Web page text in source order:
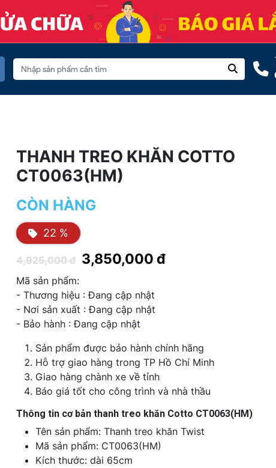
THANH TREO KHĂN COTTO
CT0063(HM)
CÒN HÀNG
22 %
4,925,000 đ 3,850,000 đ
Mã sản phẩm:
- Thương hiệu : Đang cập nhật
- Nơi sản xuất : Đang cập nhật
- Bảo hành : Đang cập nhật
Sản phẩm được bảo hành chính hãng
Hỗ trợ giao hàng trong TP Hồ Chí Minh
Giao hàng chành xe về tỉnh
Báo giá tốt cho công trình và nhà thầu
Thông tin cơ bản thanh treo khăn Cotto CT0063(HM)
Tên sản phẩm: Thanh treo khăn Twist
Mã sản phẩm: CT0063(HM)
Kích thước: dài 65cm